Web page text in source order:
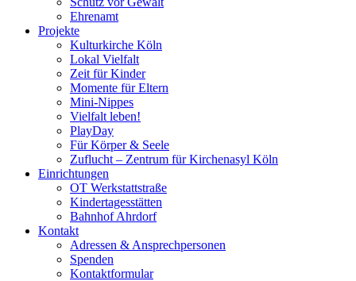
Ehrenamt
Projekte
Kulturkirche Köln
Lokal Vielfalt
Zeit für Kinder
Momente für Eltern
Mini-Nippes
Vielfalt leben!
PlayDay
Für Körper & Seele
Zuflucht – Zentrum für Kirchenasyl Köln
Einrichtungen
OT Werkstattstraße
Kindertagesstätten
Bahnhof Ahrdorf
Kontakt
Adressen & Ansprechpersonen
Spenden
Kontaktformular